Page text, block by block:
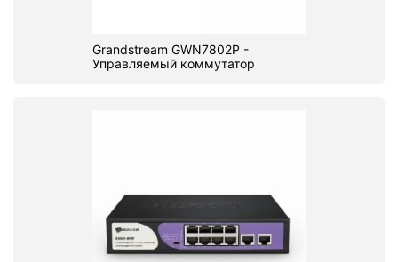
Grandstream GWN7802P -
Управляемый коммутатор